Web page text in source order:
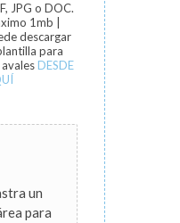
JPG o DOC.
1mb |
descargar
para
avalesDESDE
un
para